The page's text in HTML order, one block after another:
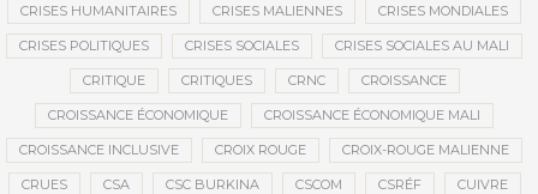
CRISES HUMANITAIRES CRISES MALIENNES CRISES MONDIALES
CRISES POLITIQUES CRISES SOCIALES CRISES SOCIALES AU MALI
CRITIQUE CRITIQUES CRNC CROISSANCE
CROISSANCE ÉCONOMIQUE CROISSANCE ÉCONOMIQUE MALI
CROISSANCE INCLUSIVE CROIX ROUGE CROIX-ROUGE MALIENNE
CRUES CSA CSC BURKINA CSCOM CSRÉF CUIVRE